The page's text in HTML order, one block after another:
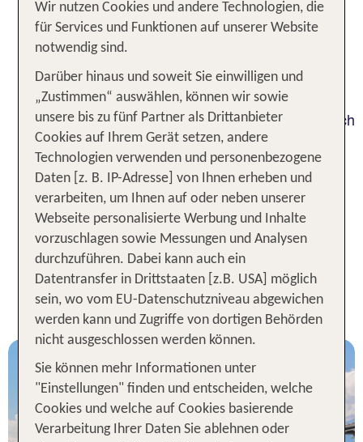
Du möchtest einen Urlaub an der Olympischen
Riviera buchen? Dann erwarten dich hinreißende
Landschaften, Traumstrände, gutes Essen und
spannende Unternehmungen. Die
Wassertemperaturen an der Olympischen Riviera
stehen denen deiner Badewanne in fast nichts nach
– und die griechische Gastfreundschaft sucht
ihresgleichen. Entdecke die vielfältigen
Urlaubsangebote für die Olympische Riviera von
TUI, um dank unserer Bestpreisgarantie günstig in
die Sonne zu fliegen.
1 Woche Olympische Riviera
Urlaub inkl. Flug - Unsere TOP
Angebote
Wir nutzen Cookies und andere Technologien, die
für Services und Funktionen auf unserer Website
notwendig sind.
Darüber hinaus und soweit Sie einwilligen und
„Zustimmen“ auswählen, können wir sowie
unsere bis zu fünf Partner als Drittanbieter
Cookies auf Ihrem Gerät setzen, andere
Technologien verwenden und personenbezogene
Daten [z. B. IP-Adresse] von Ihnen erheben und
verarbeiten, um Ihnen auf oder neben unserer
Webseite personalisierte Werbung und Inhalte
vorzuschlagen sowie Messungen und Analysen
durchzuführen. Dabei kann auch ein
Datentransfer in Drittstaaten [z.B. USA] möglich
sein, wo vom EU-Datenschutzniveau abgewichen
werden kann und Zugriffe von dortigen Behörden
nicht ausgeschlossen werden können.
Sie können mehr Informationen unter
"Einstellungen" finden und entscheiden, welche
Cookies und welche auf Cookies basierende
Verarbeitung Ihrer Daten Sie ablehnen oder